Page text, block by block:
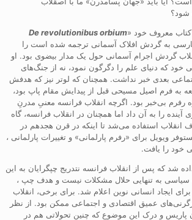
شود؟
معروف خود «De revolutionibus orbium
به گردش افلاک آسمانی ترجمه شده است را
گردش اجرام آسمانی حول یک مدار بیضوی بود. او
خود که دنیای علم را دگرگون نمود، نه از جنگ‌های
بعدی خبر نداشت. همچنان که لوتر نیز که هدفش
به فرم اصیل مسیحی قبل از پیدایش مقام پاپ بود،
رفرم بی‌خبر بود. اگرچه انقلاب فرانسه معنیِ مدرنِ
را به آن داد اما همچنان در انقلاب فرانسه، گاه
انقلاب استفاده می‌شد تا اینکه در قرن هجدهم در
ویویل برای «رفرم پارلمانی» و تغییرات پارلمانی ،
خود را یافت.
شد که پس از انقلاب فرانسه نتدریج چپگرایان به این
سیاسی به تنهایی حلال مشکلات نیست و هدف چپ ،
ایجاد انسانی نوین اعلام شد. برای برخی، انقلاب
عمیق اقتصادی و اجتماعی ممکن بود. از نظر
پاریس و درک این موضوع که چنین تحولاتی هم در